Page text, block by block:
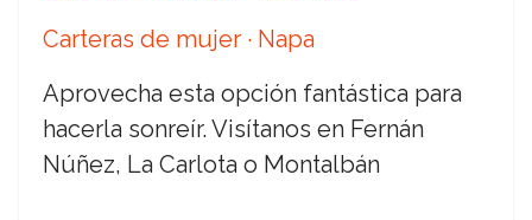
Carteras de mujer · Napa
Aprovecha esta opción fantástica para
hacerla sonreír. Visítanos en Fernán
Núñez, La Carlota o Montalbán